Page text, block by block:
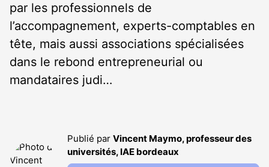
par les professionnels de
l’accompagnement, experts-comptables en
tête, mais aussi associations spécialisées
dans le rebond entrepreneurial ou
mandataires judi…
Publié par Vincent Maymo, professeur des
universités, IAE bordeaux